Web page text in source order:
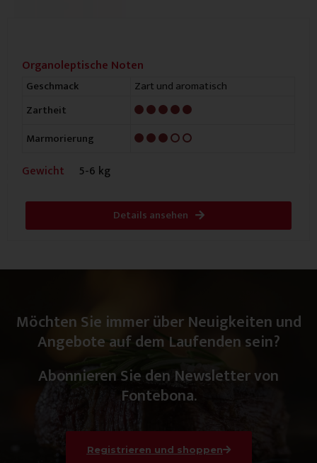
Organoleptische Noten
Geschmack
Zart und aromatisch
Zartheit
5/5
Marmorierung 3/5
Gewicht 5-6 kg
Details ansehen
Möchten Sie immer über Neuigkeiten und
Angebote auf dem Laufenden sein?
Abonnieren Sie den Newsletter von
Fontebona.
Registrieren und shoppen